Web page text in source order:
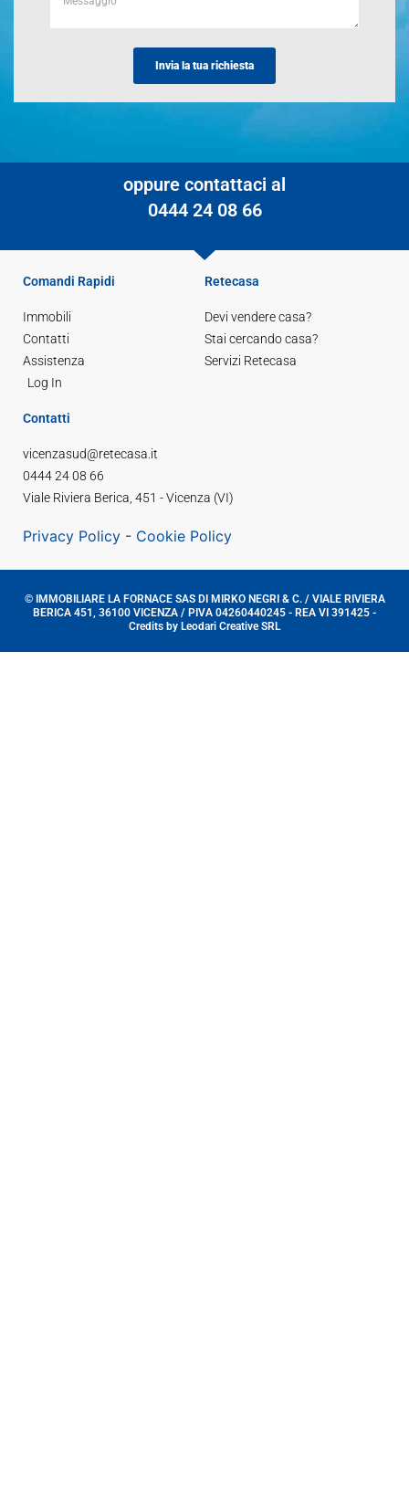
Invia la tua richiesta
oppure contattaci al
0444 24 08 66
Comandi Rapidi
Immobili
Contatti
Assistenza
Log In
Retecasa
Devi vendere casa?
Stai cercando casa?
Servizi Retecasa
Contatti
vicenzasud@retecasa.it
0444 24 08 66
Viale Riviera Berica, 451 - Vicenza (VI)
Privacy Policy - Cookie Policy
© IMMOBILIARE LA FORNACE SAS DI MIRKO NEGRI & C. / VIALE RIVIERA
BERICA 451, 36100 VICENZA / PIVA 04260440245 - REA VI 391425 -
Credits by Leodari Creative SRL